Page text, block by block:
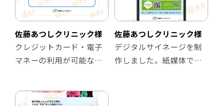
患者様に周知出来るよう
マイナーチェンジを繰り
返しています。
佐藤あつしクリニック様
クレジットカード・電子
マネーの利用が可能なっ
した。紙の院内掲示物だ
佐藤あつしクリニック様
デジタルサイネージを制
作しました。紙媒体で制